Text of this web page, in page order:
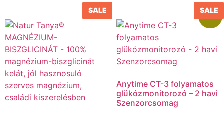
SALE SALE
Anytime CT-3 folyamatos
glükózmonitorozó – 2 havi
Szenzorcsomag